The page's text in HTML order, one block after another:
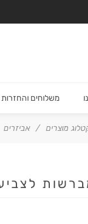
משלוחים והחזרות
מוצרים / אביזרים